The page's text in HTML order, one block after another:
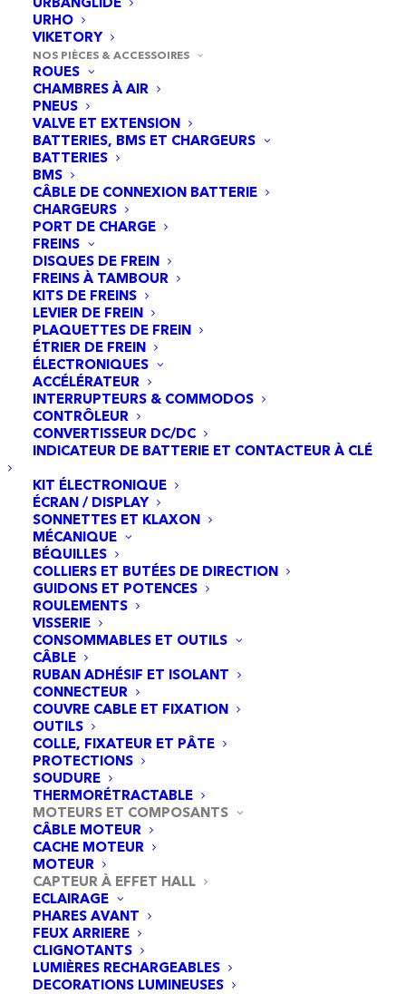
URHO
VIKETORY
NOS PIÈCES & ACCESSOIRES
ROUES
CHAMBRES À AIR
PNEUS
VALVE ET EXTENSION
BATTERIES, BMS ET CHARGEURS
BATTERIES
BMS
CÂBLE DE CONNEXION BATTERIE
CHARGEURS
PORT DE CHARGE
FREINS
DISQUES DE FREIN
FREINS À TAMBOUR
KITS DE FREINS
LEVIER DE FREIN
PLAQUETTES DE FREIN
ÉTRIER DE FREIN
ÉLECTRONIQUES
ACCÉLÉRATEUR
INTERRUPTEURS & COMMODOS
CONTRÔLEUR
CONVERTISSEUR DC/DC
INDICATEUR DE BATTERIE ET CONTACTEUR À CLÉ
KIT ÉLECTRONIQUE
ÉCRAN / DISPLAY
SONNETTES ET KLAXON
MÉCANIQUE
BÉQUILLES
COLLIERS ET BUTÉES DE DIRECTION
GUIDONS ET POTENCES
ROULEMENTS
VISSERIE
CONSOMMABLES ET OUTILS
CÂBLE
RUBAN ADHÉSIF ET ISOLANT
CONNECTEUR
COUVRE CABLE ET FIXATION
OUTILS
COLLE, FIXATEUR ET PÂTE
PROTECTIONS
SOUDURE
THERMORÉTRACTABLE
MOTEURS ET COMPOSANTS
CÂBLE MOTEUR
CACHE MOTEUR
MOTEUR
CAPTEUR À EFFET HALL
ECLAIRAGE
PHARES AVANT
FEUX ARRIERE
CLIGNOTANTS
LUMIÈRES RECHARGEABLES
DECORATIONS LUMINEUSES
AJOUTER AU PANIER
Carte de capteur à effet Hall MI3
AJOUTER AU PANIER
Plaque Capteur Hall 70 mm – Modèle A
3,95€